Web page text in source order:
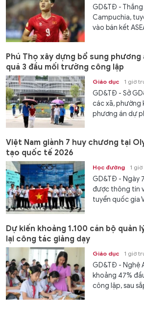
GD&TĐ -
Campuchia,
vào bán kết
Phú Thọ xây dựng bổ sung phương
quá 3 đầu mối trường công lập
Giáo dục 1 giờ
GD&TĐ - Sở
các xã, phường
phương án dự
Việt Nam giành 7 huy chương tại
tạo quốc tế 2026
Học đường 1
GD&TĐ - Ngày
được thông tin
tuyển quốc gia
Dự kiến khoảng 1.100 cán bộ quản
lại công tác giảng dạy
Giáo dục 1 giờ
GD&TĐ - Nghệ
khoảng 47%
công lập, sau